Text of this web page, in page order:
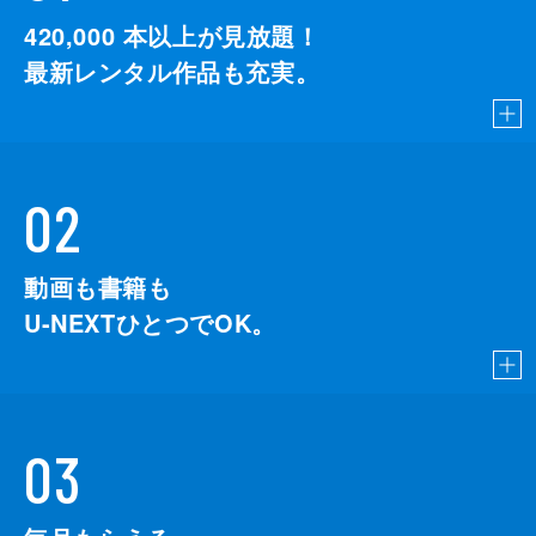
420,000 本以上が見放題！
最新レンタル作品も充実。
02
動画も書籍も
U-NEXTひとつでOK。
03